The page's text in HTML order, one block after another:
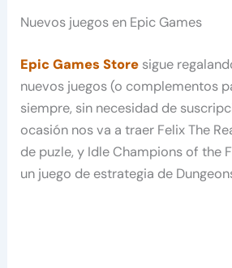
Nuevos juegos en Epic Games
Epic Games Store sigue
nuevos juegos (o complementos
siempre, sin necesidad de
ocasión nos va a traer Felix The
de puzle, y Idle Champions of the
un juego de estrategia de